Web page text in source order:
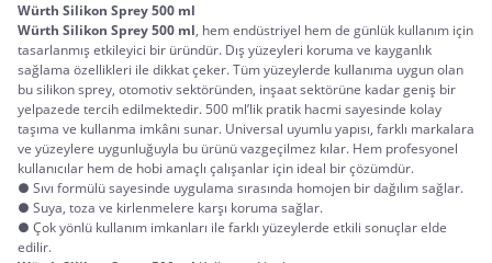
Würth Silikon Sprey 500 ml
Würth Silikon Sprey 500 ml, hem endüstriyel hem de günlük kullanım için
tasarlanmış etkileyici bir üründür. Dış yüzeyleri koruma ve kayganlık
sağlama özellikleri ile dikkat çeker. Tüm yüzeylerde kullanıma uygun olan
bu silikon sprey, otomotiv sektöründen, inşaat sektörüne kadar geniş bir
yelpazede tercih edilmektedir. 500 ml’lik pratik hacmi sayesinde kolay
taşıma ve kullanma imkânı sunar. Universal uyumlu yapısı, farklı markalara
ve yüzeylere uygunluğuyla bu ürünü vazgeçilmez kılar. Hem profesyonel
kullanıcılar hem de hobi amaçlı çalışanlar için ideal bir çözümdür.
● Sıvı formülü sayesinde uygulama sırasında homojen bir dağılım sağlar.
● Suya, toza ve kirlenmelere karşı koruma sağlar.
● Çok yönlü kullanım imkanları ile farklı yüzeylerde etkili sonuçlar elde
edilir.